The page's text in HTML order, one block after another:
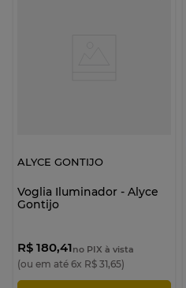
ALYCE GONTIJO
Voglia Iluminador - Alyce
Gontijo
R$ 180,41no PIX à vista
(ou em até 6x R$ 31,65)